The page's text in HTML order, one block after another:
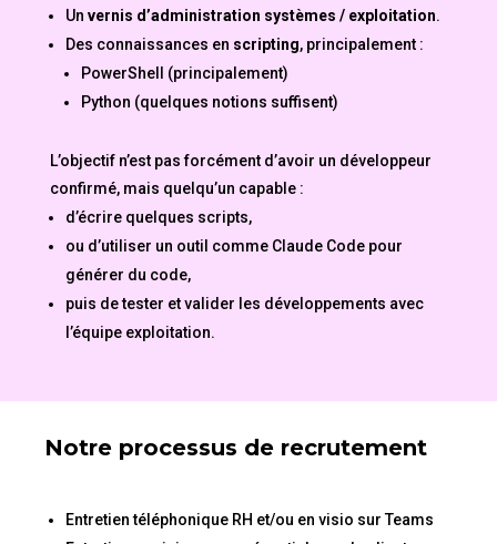
Un vernis d’administration systèmes / exploitation.
Des connaissances en scripting, principalement :
PowerShell (principalement)
Python (quelques notions suffisent)
L’objectif n’est pas forcément d’avoir un développeur
confirmé, mais quelqu’un capable :
d’écrire quelques scripts,
ou d’utiliser un outil comme Claude Code pour
générer du code,
puis de tester et valider les développements avec
l’équipe exploitation.
Notre processus de recrutement
Entretien téléphonique RH et/ou en visio sur Teams